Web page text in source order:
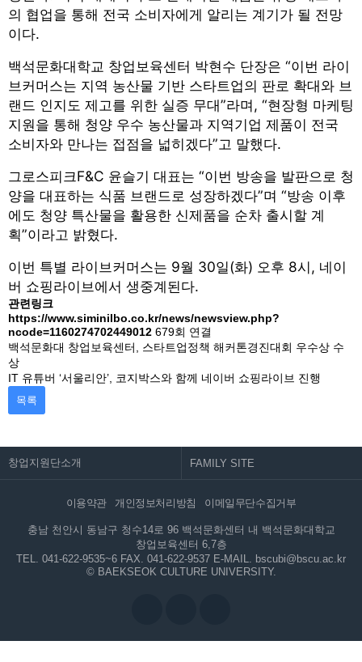
의 협업을 통해 전국 소비자에게 알리는 계기가 될 전망
이다.
백석문화대학교 창업보육센터 박현수 단장은 “이번 라이
브커머스는 지역 농산물 기반 스타트업의 판로 확대와 브
랜드 인지도 제고를 위한 실증 무대”라며, “현장형 마케팅
지원을 통해 청양 우수 농산물과 지역기업 제품이 전국
소비자와 만나는 접점을 넓히겠다”고 말했다.
그로스피크F&C 윤슬기 대표는 “이번 방송을 발판으로 청
양을 대표하는 식품 브랜드로 성장하겠다”며 “방송 이후
에도 청양 특산물을 활용한 신제품을 순차 출시할 계
획”이라고 밝혔다.
이번 특별 라이브커머스는 9월 30일(화) 오후 8시, 네이
버 쇼핑라이브에서 생중계된다.
관련링크
https://www.siminilbo.co.kr/news/newsview.php?
ncode=1160274702449012 679회 연결
백석문화대 창업보육센터, 스타트업정책 해커톤경진대회 우수상 수
상
IT 유튜버 ‘서울리안’, 코지박스와 함께 네이버 쇼핑라이브 진행
목록
창업지원단소개
이용약관 개인정보처리방침 이메일무단수집거부
충남 천안시 동남구 청수14로 96 백석문화센터 내 백석문화대학교
창업보육센터 6,7층
TEL. 041-622-9535~6 FAX. 041-622-9537 E-MAIL. bscubi@bscu.ac.kr
© BAEKSEOK CULTURE UNIVERSITY.